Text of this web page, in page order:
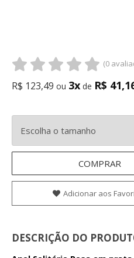
(0
R$ 123,49 ou 3x de R$
COMPRAR
Adicionar aos
DESCRIÇÃO DO